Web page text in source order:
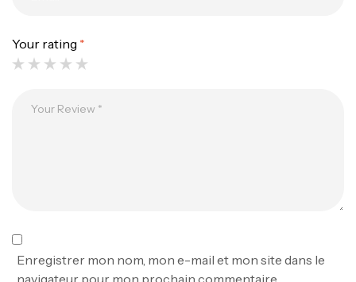
Your rating *
Enregistrer mon nom, mon e-mail et mon site dans le
navigateur pour mon prochain commentaire.
1.83m 120/250gr 30kg
Bagagerie
د.ت
د.ت378,000